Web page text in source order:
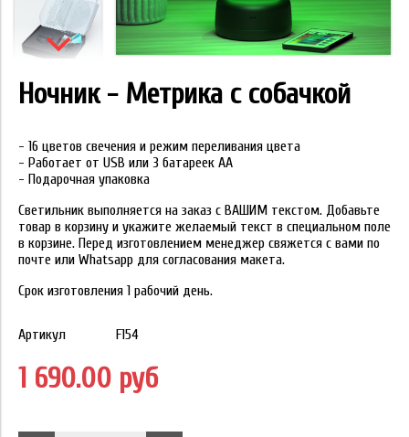
Ночник - Метрика с собачкой
- 16 цветов свечения и режим переливания цвета
- Работает от USB или 3 батареек АА
- Подарочная упаковка
Светильник выполняется на заказ с ВАШИМ текстом. Добавьте
товар в корзину и укажите желаемый текст в специальном поле
в корзине. Перед изготовлением менеджер свяжется с вами по
почте или Whatsapp для согласования макета.
Срок изготовления 1 рабочий день.
Артикул F154
1 690.00 руб